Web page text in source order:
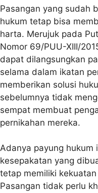
Pasangan yang sudah
hukum tetap bisa
harta. Merujuk pada
Nomor 69/PUU-XIII/
dapat dilangsungkan
selama dalam ikatan
memberikan solusi
sebelumnya tidak
sempat membuat
pernikahan mereka.
Adanya payung hukum
kesepakatan yang
tetap memiliki
Pasangan tidak perlu